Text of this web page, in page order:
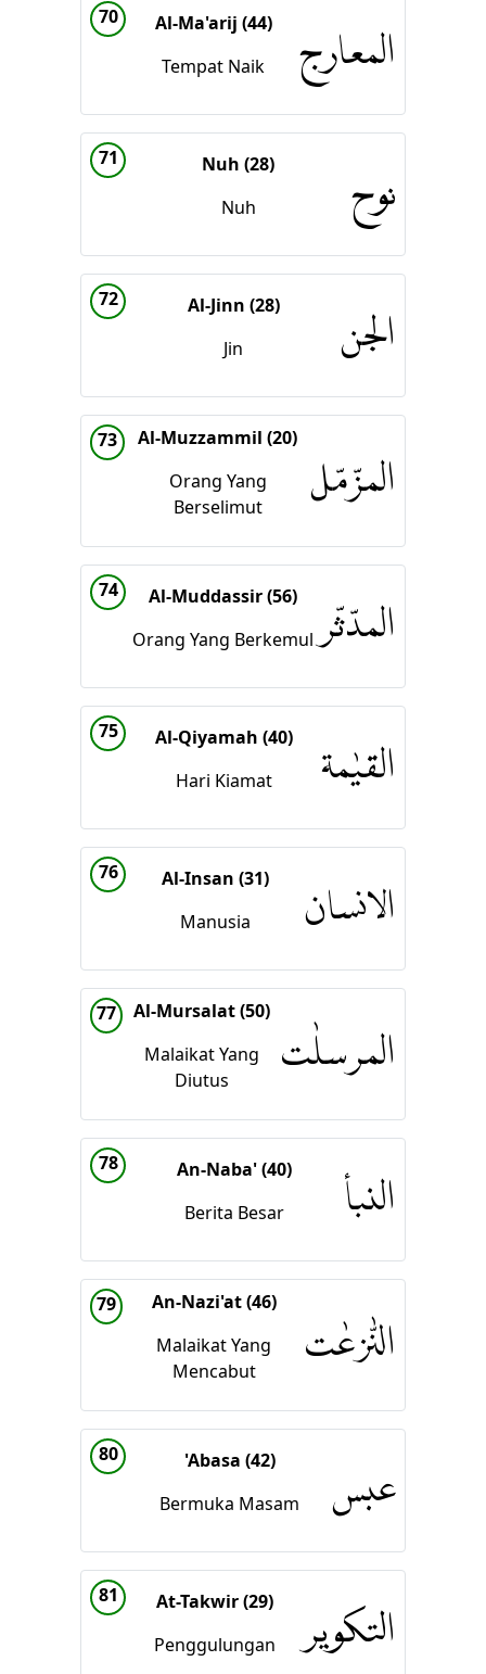
70
Al-Ma'arij (44)
Tempat Naik
المعارج
71
Nuh (28)
Nuh
نوح
72
Al-Jinn (28)
Jin
الجن
73
Al-Muzzammil (20)
Orang Yang
Berselimut
المزّمّل
74
Al-Muddassir (56)
Orang Yang Berkemul المدّثّر
75
Al-Qiyamah (40)
Hari Kiamat
القيٰمة
76
Al-Insan (31)
Manusia
الانسان
77
Al-Mursalat (50)
Malaikat Yang
Diutus
المرسلٰت
78
An-Naba' (40)
Berita Besar
النبأ
79
An-Nazi'at (46)
Malaikat Yang
Mencabut
النّٰزعٰت
80
'Abasa (42)
Bermuka Masam
عبس
81
At-Takwir (29)
Penggulungan
التكوير